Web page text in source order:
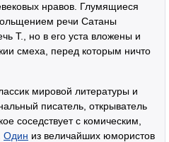
нравов. Глумящиеся
речи Сатаны
Т., но в его уста вложены и
смеха, перед которым ничто
мировой литературы и
писатель, открыватель
соседствует с комическим,
Один из величайших юмористов